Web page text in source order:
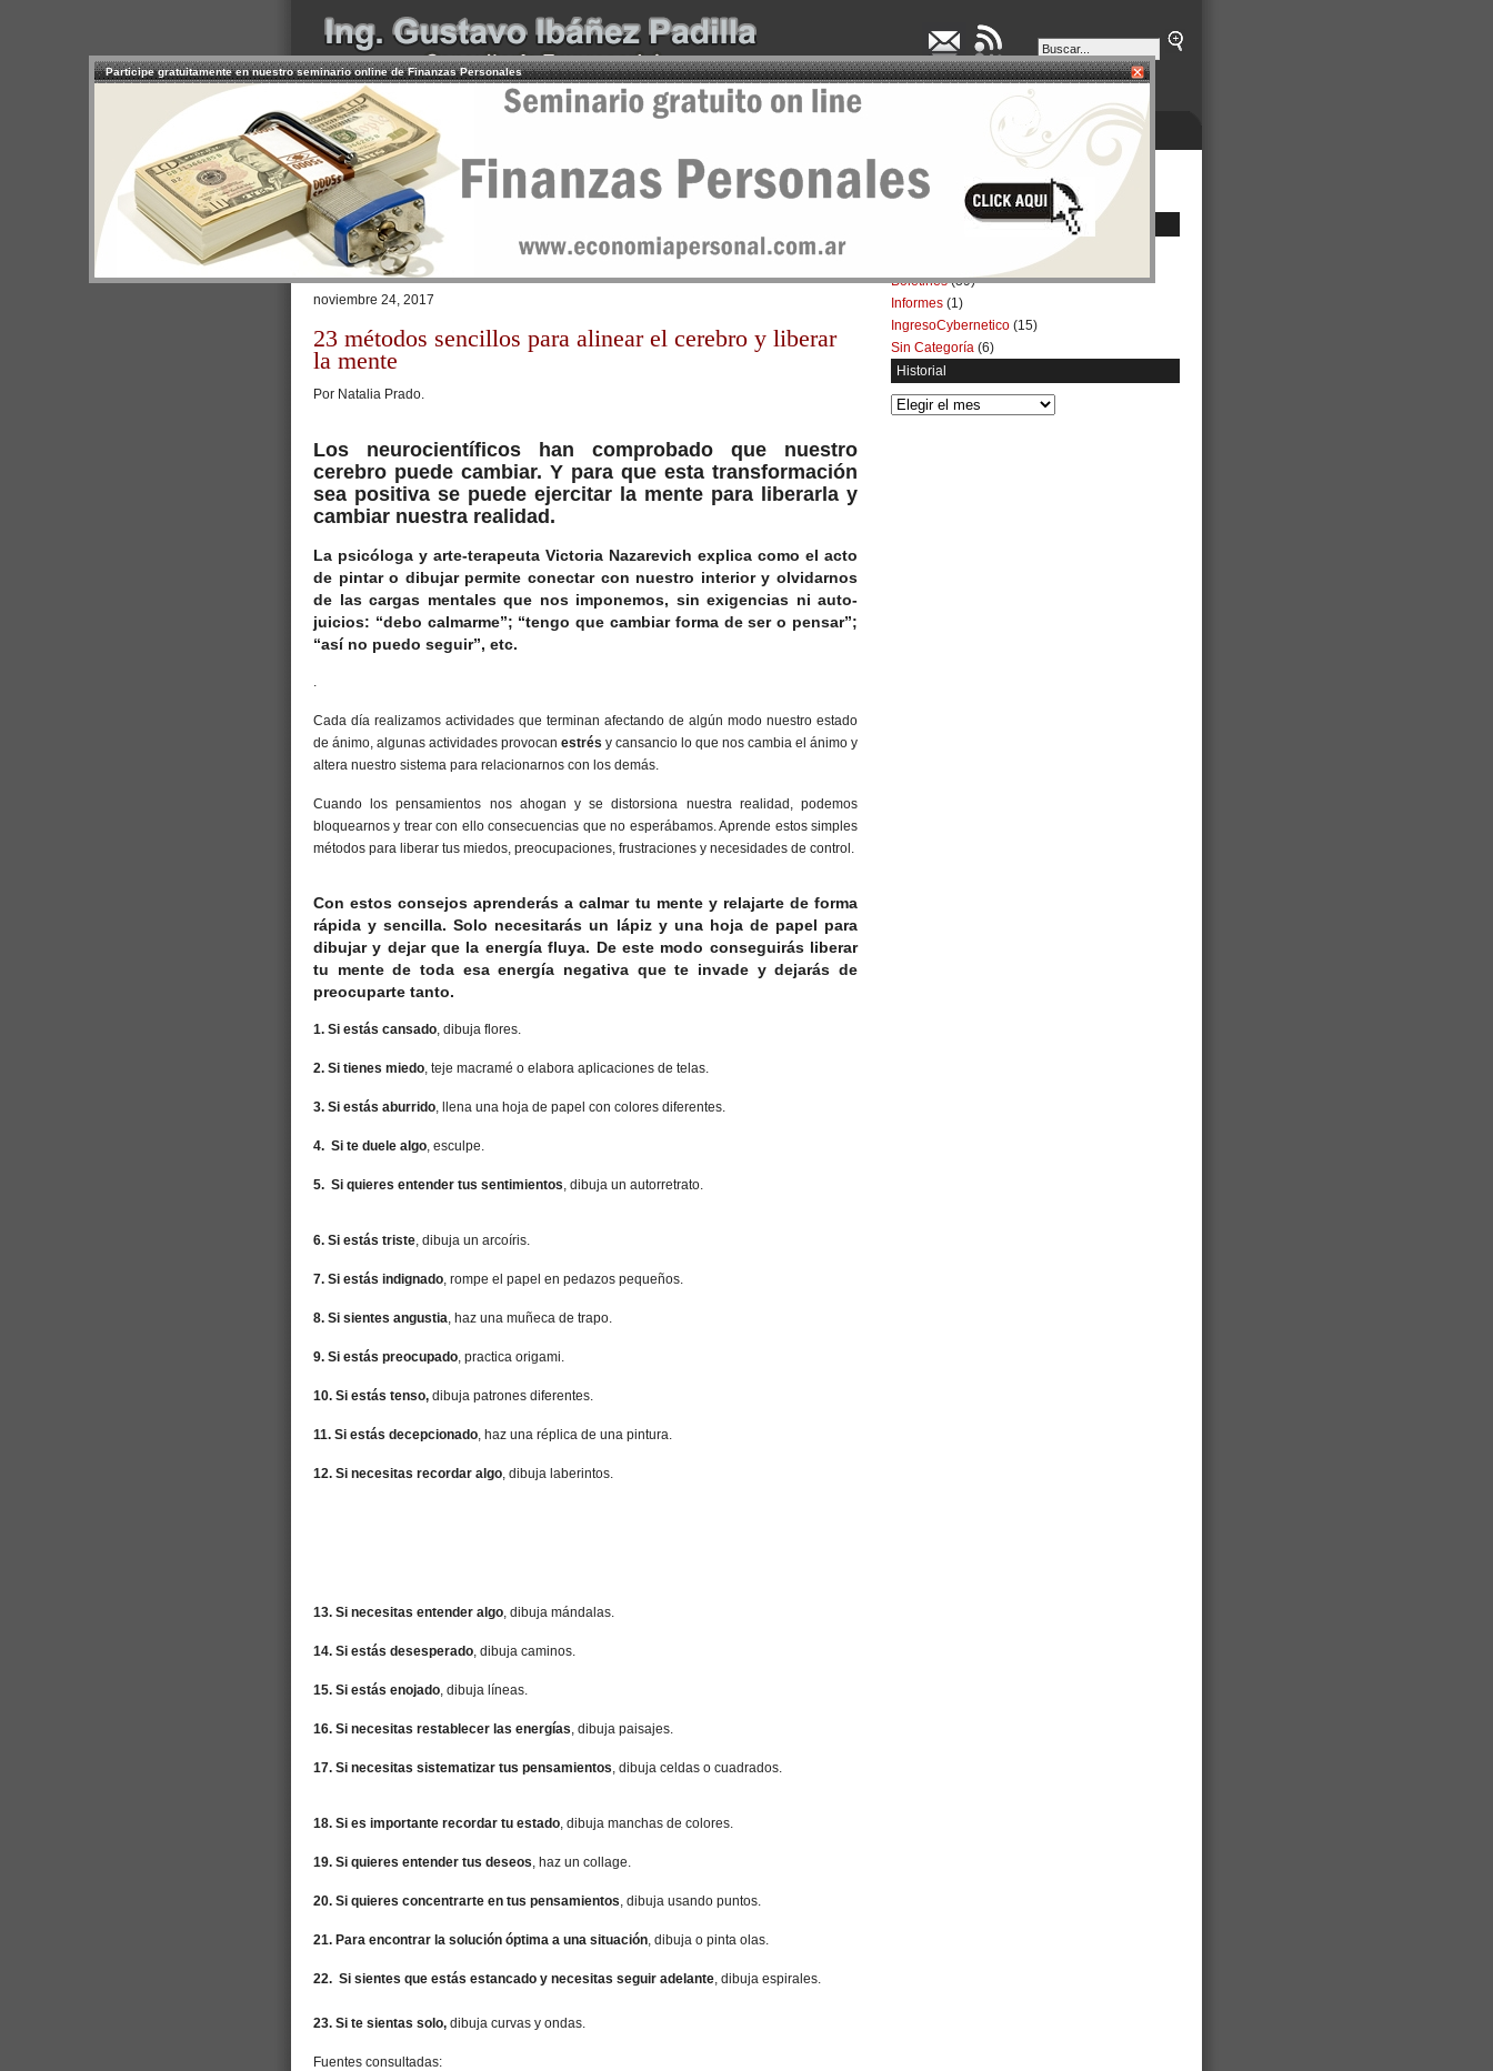
INICIO SERVICIOS BOLETINES NEGOCIOS
CONTACTO USUARIO
Browse >Home/
Cómo liberar su mente de pensamientos negativos
noviembre 24, 2017
23 métodos sencillos para alinear el cerebro y liberar
la mente
Por Natalia Prado.
Los neurocientíficos han comprobado que nuestro
cerebro puede cambiar. Y para que esta transformación
sea positiva se puede ejercitar la mente para liberarla y
cambiar nuestra realidad.
La psicóloga y arte-terapeuta Victoria Nazarevich explica como el acto
de pintar o dibujar permite conectar con nuestro interior y olvidarnos
de las cargas mentales que nos imponemos, sin exigencias ni auto-
juicios: “debo calmarme”; “tengo que cambiar forma de ser o pensar”;
“así no puedo seguir”, etc.
.
Cada día realizamos actividades que terminan afectando de algún modo nuestro estado
de ánimo, algunas actividades provocan estrés y cansancio lo que nos cambia el ánimo y
altera nuestro sistema para relacionarnos con los demás.
Cuando los pensamientos nos ahogan y se distorsiona nuestra realidad, podemos
bloquearnos y trear con ello consecuencias que no esperábamos. Aprende estos simples
métodos para liberar tus miedos, preocupaciones, frustraciones y necesidades de control.
Con estos consejos aprenderás a calmar tu mente y relajarte de forma
rápida y sencilla. Solo necesitarás un lápiz y una hoja de papel para
dibujar y dejar que la energía fluya. De este modo conseguirás liberar
tu mente de toda esa energía negativa que te invade y dejarás de
preocuparte tanto.
1. Si estás cansado, dibuja flores.
2. Si tienes miedo, teje macramé o elabora aplicaciones de telas.
3. Si estás aburrido, llena una hoja de papel con colores diferentes.
4. Si te duele algo, esculpe.
5. Si quieres entender tus sentimientos, dibuja un autorretrato.
6. Si estás triste, dibuja un arcoíris.
7. Si estás indignado, rompe el papel en pedazos pequeños.
8. Si sientes angustia, haz una muñeca de trapo.
9. Si estás preocupado, practica origami.
10. Si estás tenso, dibuja patrones diferentes.
11. Si estás decepcionado, haz una réplica de una pintura.
12. Si necesitas recordar algo, dibuja laberintos.
13. Si necesitas entender algo, dibuja mándalas.
14. Si estás desesperado, dibuja caminos.
15. Si estás enojado, dibuja líneas.
16. Si necesitas restablecer las energías, dibuja paisajes.
17. Si necesitas sistematizar tus pensamientos, dibuja celdas o cuadrados.
18. Si es importante recordar tu estado, dibuja manchas de colores.
19. Si quieres entender tus deseos, haz un collage.
20. Si quieres concentrarte en tus pensamientos, dibuja usando puntos.
21. Para encontrar la solución óptima a una situación, dibuja o pinta olas.
22. Si sientes que estás estancado y necesitas seguir adelante, dibuja espirales.
23. Si te sientas solo, dibuja curvas y ondas.
Fuentes consultadas:
Participe gratuitamente en nuestro seminario online de Finanzas Personales
Boletines(39)
Informes (1)
IngresoCybernetico (15)
Sin Categoría (6)
Historial
Historial